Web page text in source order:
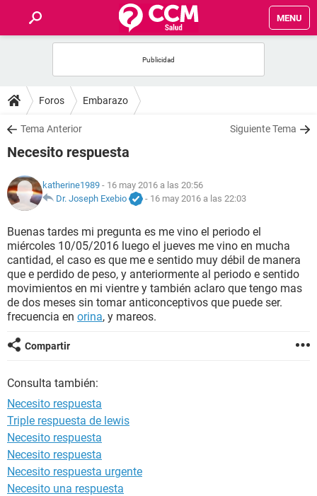
MENU
FOROS
SALUD
NUTRICIÓN
BIENESTAR
SEXUALIDAD
GLOSARIO
Foros Embarazo
Tema Anterior Siguiente Tema
Necesito respuesta
katherine1989 - 16 may 2016 a las 20:56
Dr. Joseph Exebio
- 16 may 2016 a las 22:03
Buenas tardes mi pregunta es me vino el periodo el
miércoles 10/05/2016 luego el jueves me vino en mucha
cantidad, el caso es que me e sentido muy débil de manera
que e perdido de peso, y anteriormente al periodo e sentido
movimientos en mi vientre y también aclaro que tengo mas
de dos meses sin tomar anticonceptivos que puede ser.
frecuencia en orina, y mareos.
Compartir
Consulta también:
Necesito respuesta
Triple respuesta de lewis
Necesito respuesta
Necesito respuesta
Necesito respuesta urgente
Necesito una respuesta